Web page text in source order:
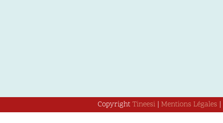
CopyrightTineesi| Mentions Légales